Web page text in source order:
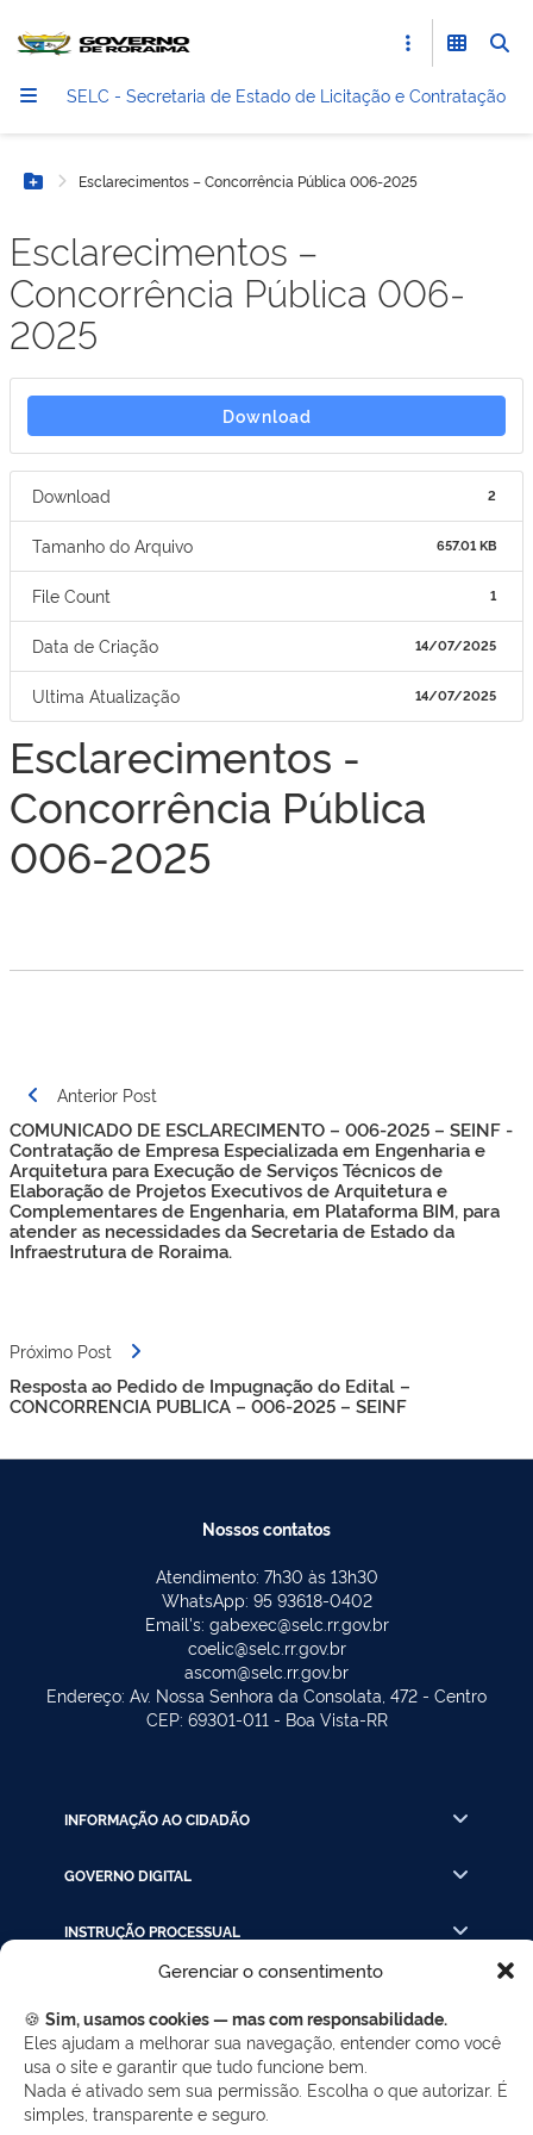
Gerenciar o consentimento
🍪 Sim, usamos cookies — mas com responsabilidade.
Eles ajudam a melhorar sua navegação, entender como você
usa o site e garantir que tudo funcione bem.
Nada é ativado sem sua permissão. Escolha o que autorizar. É
simples, transparente e seguro.
SELC - Secretaria de Estado de Licitação e Contratação
Botão Menu
Esclarecimentos – Concorrência Pública 006-2025
Esclarecimentos –
Concorrência Pública 006-
2025
Download
Download 2
Tamanho do Arquivo 657.01 KB
File Count 1
Data de Criação 14/07/2025
Ultima Atualização 14/07/2025
Esclarecimentos -
Concorrência Pública
006-2025
Navegação
de
Post
Anterior Post
COMUNICADO DE ESCLARECIMENTO – 006-2025 – SEINF -
Contratação de Empresa Especializada em Engenharia e
Arquitetura para Execução de Serviços Técnicos de
Elaboração de Projetos Executivos de Arquitetura e
Complementares de Engenharia, em Plataforma BIM, para
atender as necessidades da Secretaria de Estado da
Infraestrutura de Roraima.
Próximo Post
Resposta ao Pedido de Impugnação do Edital –
CONCORRENCIA PUBLICA – 006-2025 – SEINF
Nossos contatos
Atendimento: 7h30 às 13h30
WhatsApp: 95 93618-0402
Email's: gabexec@selc.rr.gov.br
coelic@selc.rr.gov.br
ascom@selc.rr.gov.br
Endereço: Av. Nossa Senhora da Consolata, 472 - Centro
CEP: 69301-011 - Boa Vista-RR
INFORMAÇÃO AO CIDADÃO
GOVERNO DIGITAL
INSTRUÇÃO PROCESSUAL
REDES SOCIAIS
Facebook
Twitter
LinkedIn
Instagram